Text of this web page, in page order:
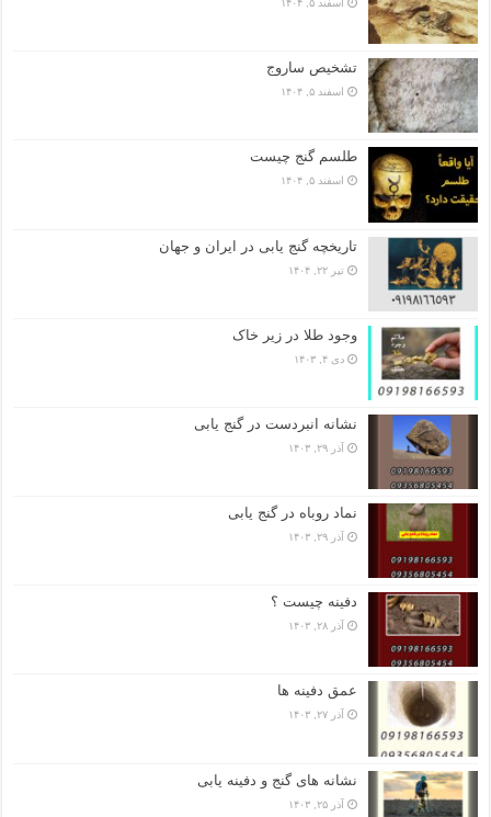
اسفند ۵, ۱۴۰۴
تشخیص ساروج
اسفند ۵, ۱۴۰۴
طلسم گنج چیست
اسفند ۵, ۱۴۰۴
تاریخچه گنج‌ یابی در ایران و جهان
تیر ۲۲, ۱۴۰۴
وجود طلا در زیر خاک
دی ۴, ۱۴۰۳
نشانه انبردست در گنج یابی
آذر ۲۹, ۱۴۰۳
نماد روباه در گنج یابی
آذر ۲۹, ۱۴۰۳
دفینه چیست ؟
آذر ۲۸, ۱۴۰۳
عمق دفینه ها
آذر ۲۷, ۱۴۰۳
نشانه های گنج و دفینه یابی
آذر ۲۵, ۱۴۰۳